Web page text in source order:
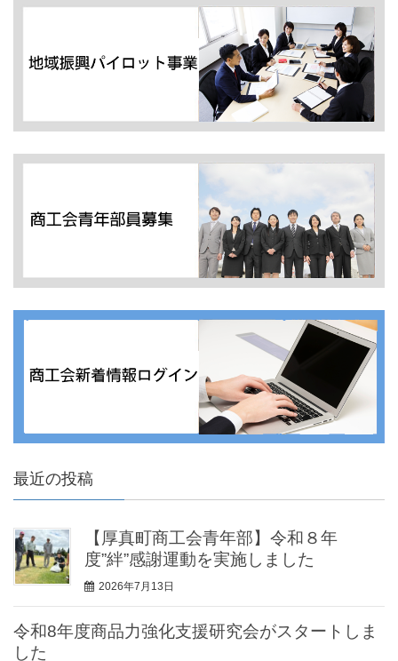
最近の投稿
【厚真町商工会青年部】令和８年
度”絆”感謝運動を実施しました
2026年7月13日
令和8年度商品力強化支援研究会がスタートしま
した